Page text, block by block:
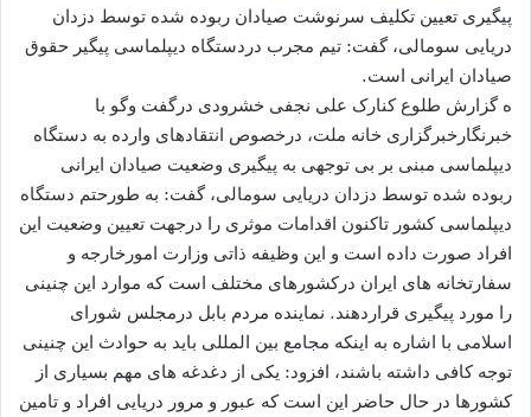
پیگیری تعیین تکلیف سرنوشت صیادان ربوده شده توسط دزدان
دریایی سومالی، گفت: تیم مجرب دردستگاه دیپلماسی پیگیر حقوق
صیادان ایرانی است.
ه گزارش طلوع کنارک علی نجفی خشرودی درگفت وگو با
خبرنگارخبرگزاری خانه ملت، درخصوص انتقادهای وارده به دستگاه
دیپلماسی مبنی بر بی توجهی به پیگیری وضعیت صیادان ایرانی
ربوده شده توسط دزدان دریایی سومالی، گفت: به طورحتم دستگاه
دیپلماسی کشور تاکنون اقدامات موثری را درجهت تعیین وضعیت این
افراد صورت داده است و این وظیفه ذاتی وزارت امورخارجه و
سفارتخانه های ایران درکشورهای مختلف است که موارد این چنینی
را مورد پیگیری قراردهند. نماینده مردم بابل درمجلس شورای
اسلامی با اشاره به اینکه مجامع بین المللی باید به حوادث این چنینی
توجه کافی داشته باشند، افزود: یکی از دغدغه های مهم بسیاری از
کشورها در حال حاضر این است که عبور و مرور دریایی افراد و تامین